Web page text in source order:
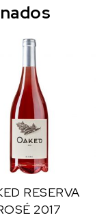
RESERVA
2017